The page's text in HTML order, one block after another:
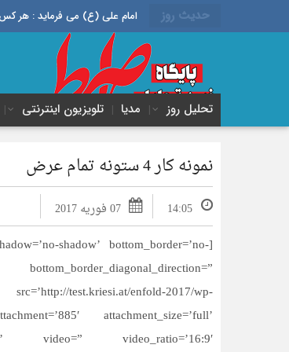
حدیث روز امام علی (ع) می فرماید : هر کس از خود بدگویی و انتقاد کند٬ خود را اصلاح
تحلیل روز مدیا تلویزیون اینترنتی
نمونه کار 4 ستونه تمام عرض
14:05 07 فوریه 2017
shadow’ bottom_border=’no-
test.kriesi.at/enfold-2017/wp-
attachment_size=’full’
video=” video_ratio=’16:9′